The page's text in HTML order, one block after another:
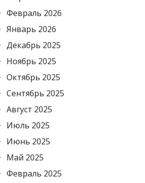
Февраль 2026
Январь 2026
Декабрь 2025
Ноябрь 2025
Октябрь 2025
Сентябрь 2025
Август 2025
Июль 2025
Июнь 2025
Май 2025
Февраль 2025